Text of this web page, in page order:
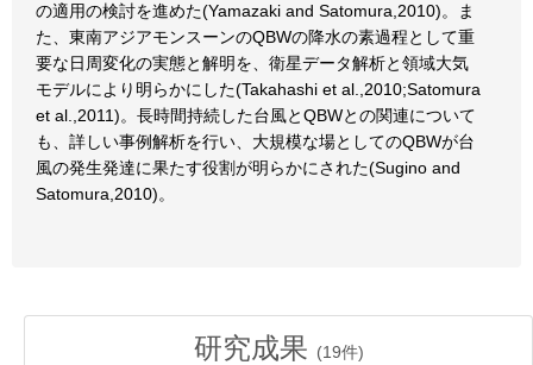
の適用の検討を進めた(Yamazaki and Satomura,2010)。ま
た、東南アジアモンスーンのQBWの降水の素過程として重
要な日周変化の実態と解明を、衛星データ解析と領域大気
モデルにより明らかにした(Takahashi et al.,2010;Satomura
et al.,2011)。長時間持続した台風とQBWとの関連について
も、詳しい事例解析を行い、大規模な場としてのQBWが台
風の発生発達に果たす役割が明らかにされた(Sugino and
Satomura,2010)。
研究成果 (19件)